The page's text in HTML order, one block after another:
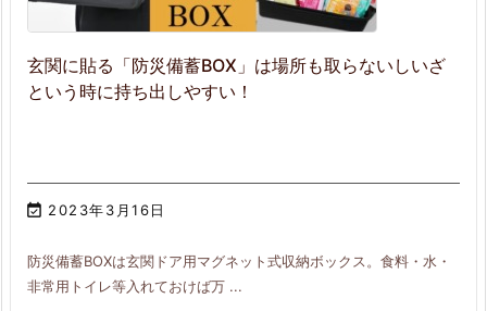
玄関に貼る「防災備蓄BOX」は場所も取らないしいざ
という時に持ち出しやすい！
 2023年3月16日
防災備蓄BOXは玄関ドア用マグネット式収納ボックス。食料・水・
非常用トイレ等入れておけば万 ...